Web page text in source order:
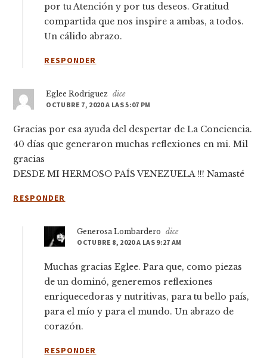
por tu Atención y por tus deseos. Gratitud
compartida que nos inspire a ambas, a todos.
Un cálido abrazo.
RESPONDER
Eglee Rodriguez dice
OCTUBRE 7, 2020 A LAS 5:07 PM
Gracias por esa ayuda del despertar de La Conciencia.
40 días que generaron muchas reflexiones en mi. Mil
gracias
DESDE MI HERMOSO PAÍS VENEZUELA !!! Namasté
RESPONDER
Generosa Lombardero
dice
OCTUBRE 8, 2020 A LAS 9:27 AM
Muchas gracias Eglee. Para que, como piezas
de un dominó, generemos reflexiones
enriquecedoras y nutritivas, para tu bello país,
para el mío y para el mundo. Un abrazo de
corazón.
RESPONDER